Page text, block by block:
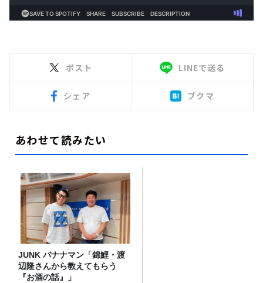
ポスト LINEで送る
シェア ブクマ
あわせて読みたい
JUNK バナナマン「錦鯉・渡
辺隆さんから教えてもらう
『お酒の話』」